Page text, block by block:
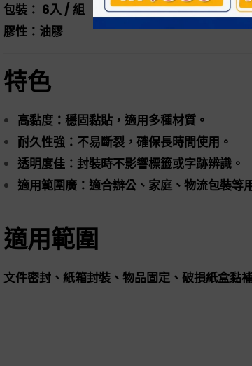
包裝： 6入 / 組
膠性：油膠
特色
高黏度：穩固黏貼，適用多種材質。
耐久性強：不易斷裂，確保長時間使用。
透明度佳：封裝時不影響標籤或字跡辨識。
適用範圍廣：適合辦公、家庭、物流包裝等
適用範圍
文件密封、紙箱封裝、物品固定、破損紙盒黏